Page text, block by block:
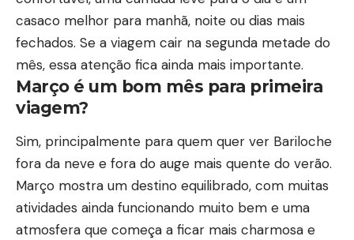
casaco melhor para manhã, noite ou dias mais
fechados. Se a viagem cair na segunda metade do
mês, essa atenção fica ainda mais importante.
Março é um bom mês para primeira
viagem?
Sim, principalmente para quem quer ver Bariloche
fora da neve e fora do auge mais quente do verão.
Março mostra um destino equilibrado, com muitas
atividades ainda funcionando muito bem e uma
atmosfera que começa a ficar mais charmosa e